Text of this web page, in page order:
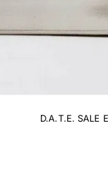
D.A.T.E. SALE